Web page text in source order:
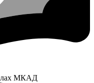
МКАД